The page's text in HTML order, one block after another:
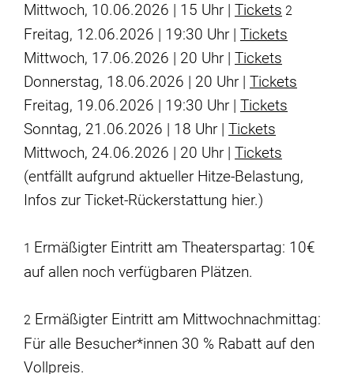
Mittwoch, 10.06.2026 | 15 Uhr | Tickets 2
Freitag, 12.06.2026 | 19:30 Uhr | Tickets
Mittwoch, 17.06.2026 | 20 Uhr | Tickets
Donnerstag, 18.06.2026 | 20 Uhr | Tickets
Freitag, 19.06.2026 | 19:30 Uhr | Tickets
Sonntag, 21.06.2026 | 18 Uhr | Tickets
Mittwoch, 24.06.2026 | 20 Uhr | Tickets
(entfällt aufgrund aktueller Hitze-Belastung,
Infos zur Ticket-Rückerstattung hier.)
1 Ermäßigter Eintritt am Theaterspartag: 10€
auf allen noch verfügbaren Plätzen.
2 Ermäßigter Eintritt am Mittwochnachmittag:
Für alle Besucher*innen 30 % Rabatt auf den
Vollpreis.